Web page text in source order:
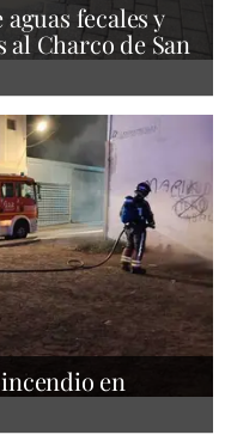
fecales y
al Charco de San
en